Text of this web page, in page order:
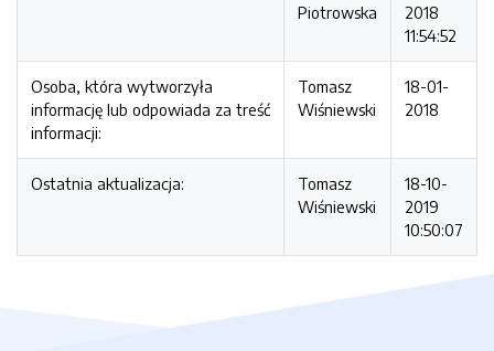
Piotrowska
2018
11:54:52
Osoba, która wytworzyła
informację lub odpowiada za treść
informacji:
Tomasz
Wiśniewski
18-01-
2018
Ostatnia aktualizacja:
Tomasz
Wiśniewski
18-10-
2019
10:50:07